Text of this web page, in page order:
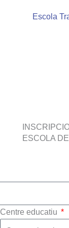
Escola
ESCOLA
Centre educatiu